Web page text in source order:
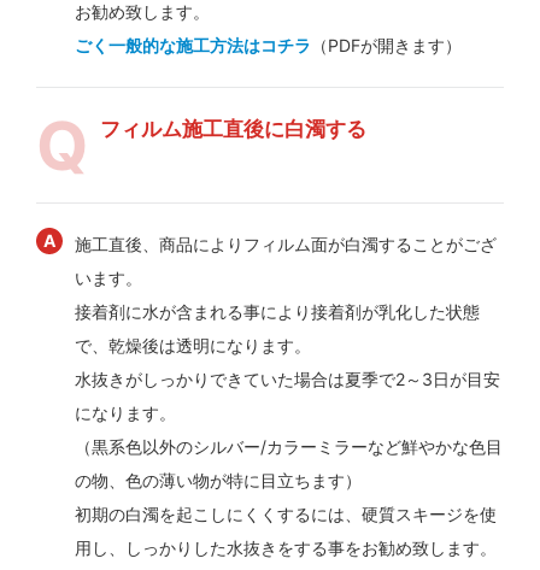
お勧め致します。
ごく一般的な施工方法はコチラ （PDFが開きます）
フィルム施工直後に白濁する
施工直後、商品によりフィルム面が白濁することがござ
います。
接着剤に水が含まれる事により接着剤が乳化した状態
で、乾燥後は透明になります。
水抜きがしっかりできていた場合は夏季で2～3日が目安
になります。
（黒系色以外のシルバー/カラーミラーなど鮮やかな色目
の物、色の薄い物が特に目立ちます）
初期の白濁を起こしにくくするには、硬質スキージを使
用し、しっかりした水抜きをする事をお勧め致します。